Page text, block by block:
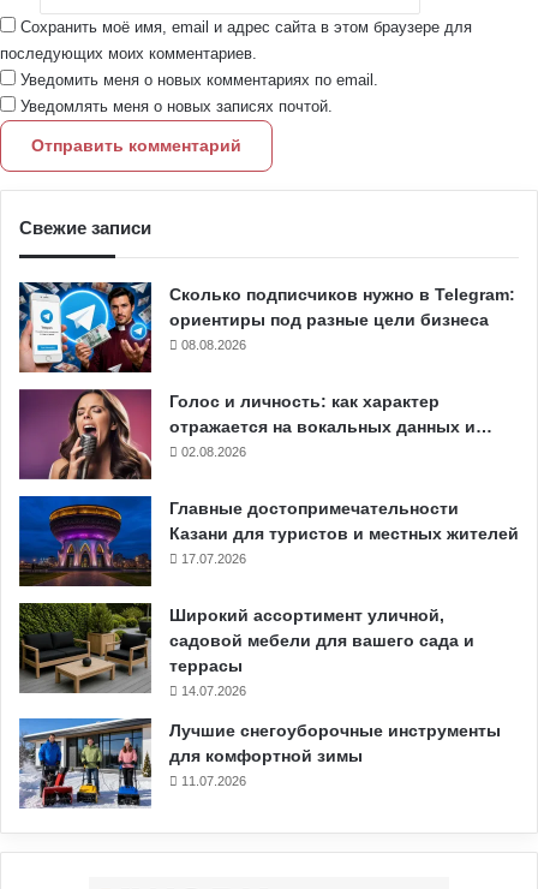
Сохранить моё имя, email и адрес сайта в этом браузере для
последующих моих комментариев.
Уведомить меня о новых комментариях по email.
Уведомлять меня о новых записях почтой.
Свежие записи
Сколько подписчиков нужно в Telegram:
ориентиры под разные цели бизнеса
08.08.2026
Голос и личность: как характер
отражается на вокальных данных и…
02.08.2026
Главные достопримечательности
Казани для туристов и местных жителей
17.07.2026
Широкий ассортимент уличной,
садовой мебели для вашего сада и
террасы
14.07.2026
Лучшие снегоуборочные инструменты
для комфортной зимы
11.07.2026